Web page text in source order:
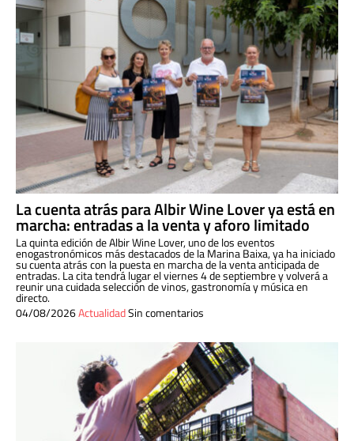
La cuenta atrás para Albir Wine Lover ya está en
marcha: entradas a la venta y aforo limitado
La quinta edición de Albir Wine Lover, uno de los eventos
enogastronómicos más destacados de la Marina Baixa, ya ha iniciado
su cuenta atrás con la puesta en marcha de la venta anticipada de
entradas. La cita tendrá lugar el viernes 4 de septiembre y volverá a
reunir una cuidada selección de vinos, gastronomía y música en
directo.
04/08/2026ActualidadSin comentarios